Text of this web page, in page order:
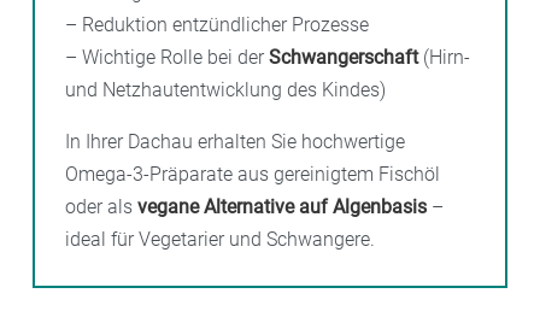
– Reduktion entzündlicher Prozesse
– Wichtige Rolle bei der Schwangerschaft(Hirn-
und Netzhautentwicklung des Kindes)
In Ihrer Dachau erhalten Sie hochwertige
Omega-3-Präparate aus gereinigtem Fischöl
oder als vegane Alternative auf Algenbasis –
ideal für Vegetarier und Schwangere.